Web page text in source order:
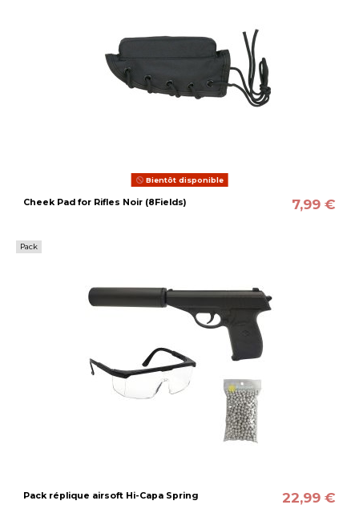
Bientôt disponible
Cheek Pad for Rifles Noir (8Fields) 7,99 €
Pack
Pack réplique airsoft Hi-Capa Spring 22,99 €